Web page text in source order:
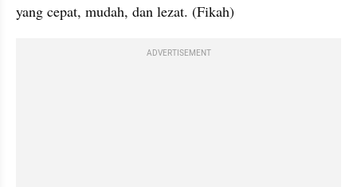
yang cepat, mudah, dan lezat. (Fikah)
ADVERTISEMENT